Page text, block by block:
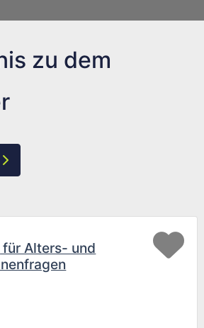
zu dem
Ältere Beiträge
Alters- und